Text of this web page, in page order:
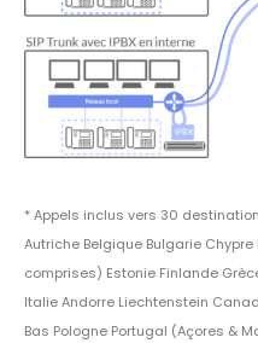
* Appels inclus vers 30
Autriche Belgique Bulgarie
comprises) Estonie Finlande
Italie Andorre Liechtenstein
Bas Pologne Portugal (Açores &